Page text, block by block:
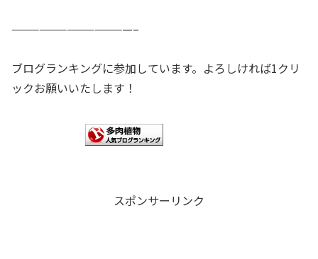
—————————————–
ブログランキングに参加しています。よろしければ1クリ
ックお願いいたします！
スポンサーリンク